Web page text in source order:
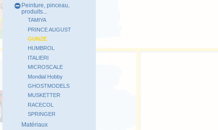
Peinture, pinceau,
produits...
TAMIYA
PRINCE AUGUST
GUNZE
HUMBROL
ITALIERI
MICROSCALE
Mondial Hobby
GHOSTMODELS
MUSKETTER
RACECOL
SPRINGER
Matériaux